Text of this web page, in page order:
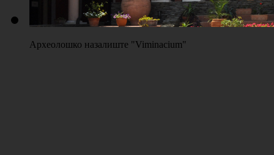
Археолошко назалиште "Viminacium"